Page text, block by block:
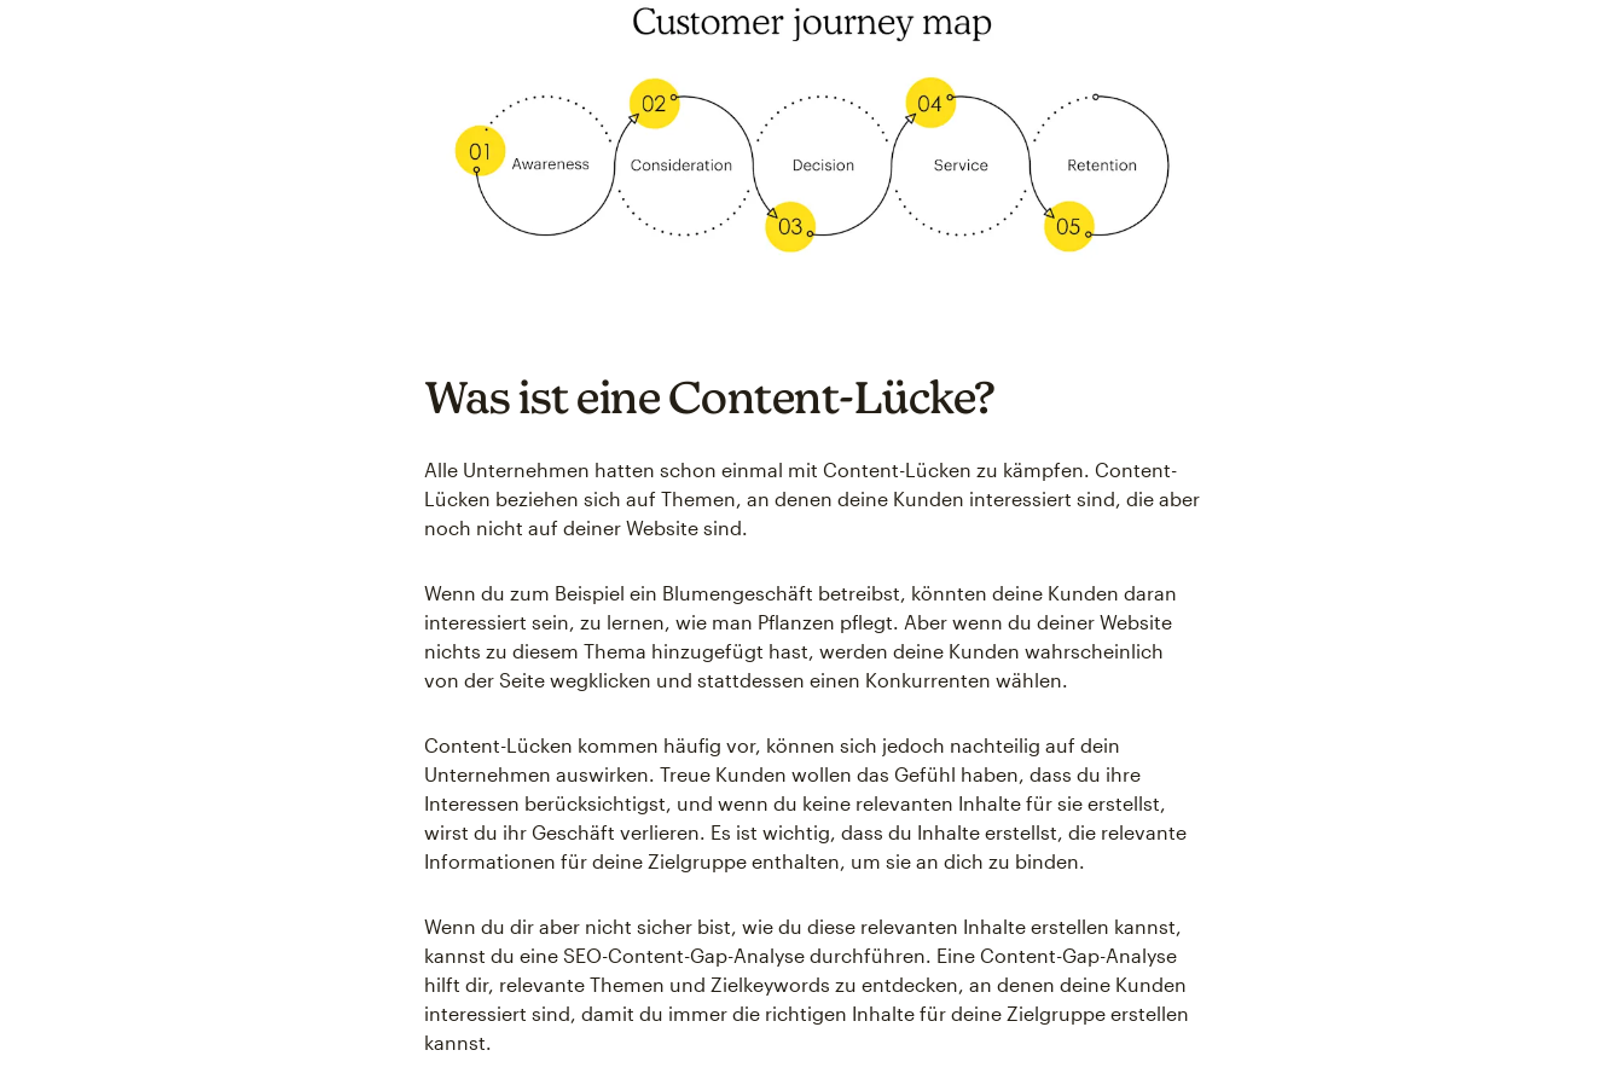
Was ist eine Content-Lücke?
Alle Unternehmen hatten schon einmal mit Content-Lücken zu kämpfen. Content-
Lücken beziehen sich auf Themen, an denen deine Kunden interessiert sind, die aber
noch nicht auf deiner Website sind.
Wenn du zum Beispiel ein Blumengeschäft betreibst, könnten deine Kunden daran
interessiert sein, zu lernen, wie man Pflanzen pflegt. Aber wenn du deiner Website
nichts zu diesem Thema hinzugefügt hast, werden deine Kunden wahrscheinlich
von der Seite wegklicken und stattdessen einen Konkurrenten wählen.
Content-Lücken kommen häufig vor, können sich jedoch nachteilig auf dein
Unternehmen auswirken. Treue Kunden wollen das Gefühl haben, dass du ihre
Interessen berücksichtigst, und wenn du keine relevanten Inhalte für sie erstellst,
wirst du ihr Geschäft verlieren. Es ist wichtig, dass du Inhalte erstellst, die relevante
Informationen für deine Zielgruppe enthalten, um sie an dich zu binden.
Wenn du dir aber nicht sicher bist, wie du diese relevanten Inhalte erstellen kannst,
kannst du eine SEO-Content-Gap-Analyse durchführen. Eine Content-Gap-Analyse
hilft dir, relevante Themen und Zielkeywords zu entdecken, an denen deine Kunden
interessiert sind, damit du immer die richtigen Inhalte für deine Zielgruppe erstellen
kannst.